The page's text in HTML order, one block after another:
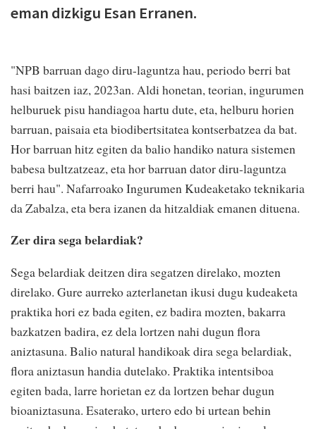
eman dizkigu Esan Erranen.
"NPB barruan dago diru-laguntza hau, periodo berri bat
hasi baitzen iaz, 2023an. Aldi honetan, teorian, ingurumen
helburuek pisu handiagoa hartu dute, eta, helburu horien
barruan, paisaia eta biodibertsitatea kontserbatzea da bat.
Hor barruan hitz egiten da balio handiko natura sistemen
babesa bultzatzeaz, eta hor barruan dator diru-laguntza
berri hau". Nafarroako Ingurumen Kudeaketako teknikaria
da Zabalza, eta bera izanen da hitzaldiak emanen dituena.
Zer dira sega belardiak?
Sega belardiak deitzen dira segatzen direlako, mozten
direlako. Gure aurreko azterlanetan ikusi dugu kudeaketa
praktika hori ez bada egiten, ez badira mozten, bakarra
bazkatzen badira, ez dela lortzen nahi dugun flora
aniztasuna. Balio natural handikoak dira sega belardiak,
flora aniztasun handia dutelako. Praktika intentsiboa
egiten bada, larre horietan ez da lortzen behar dugun
bioaniztasuna. Esaterako, urtero edo bi urtean behin